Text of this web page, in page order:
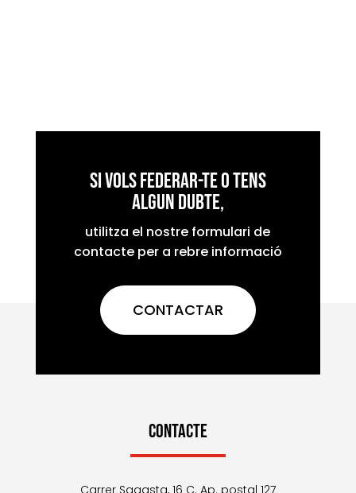
Si vols federar-te o tens
algun dubte,
utilitza el nostre formulari de
contacte per a rebre informació
CONTACTAR
CONTACTE